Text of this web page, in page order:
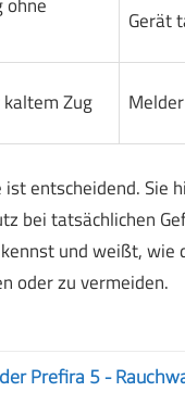
Gerät
Zug
entscheidend. Sie
bei tatsächlichen
und weißt,
oder zu vermeiden.
Prefira 5 -